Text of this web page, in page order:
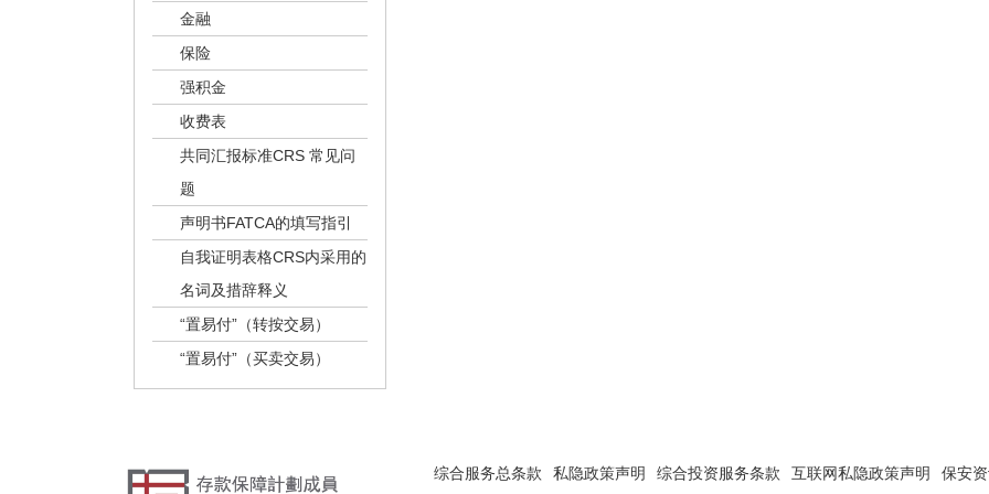
金融
保险
强积金
收费表
共同汇报标准CRS 常见问
题
声明书FATCA的填写指引
自我证明表格CRS内采用的
名词及措辞释义
“置易付”（转按交易）
“置易付”（买卖交易）
综合服务总条款 私隐政策声明 综合投资服务条款 互联网私隐政策声明 保安